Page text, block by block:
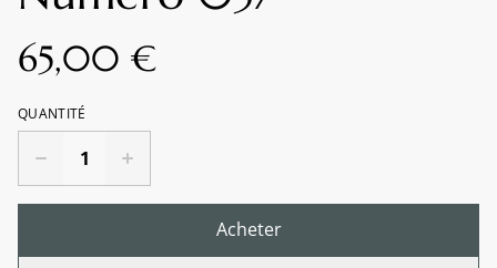
65,00 €
QUANTITÉ
Acheter